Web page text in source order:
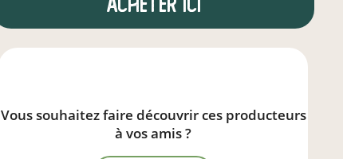
Vous souhaitez faire découvrir ces producteurs
à vos amis ?